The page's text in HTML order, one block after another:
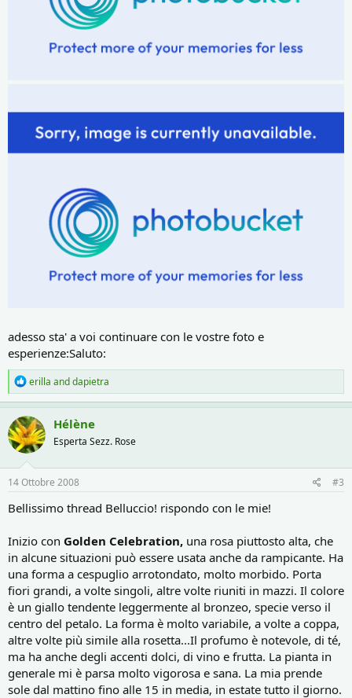
adesso sta' a voi continuare con le vostre foto e
esperienze:Saluto:
R
e
a
c
t
i
o
n
s
:
erilla anddapietra
Hélène
Esperta Sezz. Rose
14 Ottobre 2008 #3
Bellissimo thread Belluccio! rispondo con le mie!
Inizio con Golden Celebration, una rosa piuttosto alta, che
in alcune situazioni può essere usata anche da rampicante. Ha
una forma a cespuglio arrotondato, molto morbido. Porta
fiori grandi, a volte singoli, altre volte riuniti in mazzi. Il colore
è un giallo tendente leggermente al bronzeo, specie verso il
centro del petalo. La forma è molto variabile, a volte a coppa,
altre volte più simile alla rosetta...Il profumo è notevole, di té,
ma ha anche degli accenti dolci, di vino e frutta. La pianta in
generale mi è parsa molto vigorosa e sana. La mia prende
sole dal mattino fino alle 15 in media, in estate tutto il giorno.